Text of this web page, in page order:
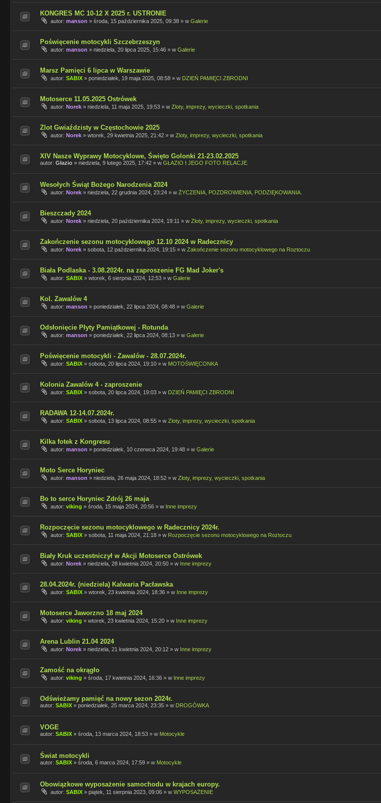
KONGRES MC 10-12 X 2025 r. USTRONIE
autor: manson » środa, 15 października 2025, 09:38 » w Galerie
Poświęcenie motocykli Szczebrzeszyn
autor: manson » niedziela, 20 lipca 2025, 15:46 » w Galerie
Marsz Pamięci 6 lipca w Warszawie
autor: SABIX » poniedziałek, 19 maja 2025, 08:58 » w DZIEŃ PAMIĘCI ZBRODNI
Motoserce 11.05.2025 Ostrówek
autor: Norek » niedziela, 11 maja 2025, 19:53 » w Zloty, imprezy, wycieczki, spotkania
Zlot Gwiaździsty w Częstochowie 2025
autor: Norek » wtorek, 29 kwietnia 2025, 21:42 » w Zloty, imprezy, wycieczki, spotkania
XIV Nasze Wyprawy Motocyklowe, Święto Golonki 21-23.02.2025
autor: Głazio » niedziela, 9 lutego 2025, 17:42 » w GŁAZIO I JEGO FOTO RELACJE.
Wesołych Świąt Bożego Narodzenia 2024
autor: Norek » niedziela, 22 grudnia 2024, 23:24 » w ŻYCZENIA, POZDROWIENIA, PODZIĘKOWANIA.
Bieszczady 2024
autor: Norek » niedziela, 20 października 2024, 19:11 » w Zloty, imprezy, wycieczki, spotkania
Zakończenie sezonu motocyklowego 12.10 2024 w Radecznicy
autor: Norek » sobota, 12 października 2024, 19:15 » w Zakończenie sezonu motocyklowego na Roztoczu
Biała Podlaska - 3.08.2024r. na zaproszenie FG Mad Joker's
autor: SABIX » wtorek, 6 sierpnia 2024, 12:53 » w Galerie
Kol. Zawalów 4
autor: manson » poniedziałek, 22 lipca 2024, 08:48 » w Galerie
Odsłonięcie Płyty Pamiątkowej - Rotunda
autor: manson » poniedziałek, 22 lipca 2024, 08:13 » w Galerie
Poświęcenie motocykli - Zawalów - 28.07.2024r.
autor: SABIX » sobota, 20 lipca 2024, 19:10 » w MOTOŚWIĘCONKA
Kolonia Zawalów 4 - zaproszenie
autor: SABIX » sobota, 20 lipca 2024, 19:03 » w DZIEŃ PAMIĘCI ZBRODNI
RADAWA 12-14.07.2024r.
autor: SABIX » sobota, 13 lipca 2024, 08:55 » w Zloty, imprezy, wycieczki, spotkania
Kilka fotek z Kongresu
autor: manson » poniedziałek, 10 czerwca 2024, 19:48 » w Galerie
Moto Serce Horyniec
autor: manson » niedziela, 26 maja 2024, 18:52 » w Zloty, imprezy, wycieczki, spotkania
Bo to serce Horyniec Zdrój 26 maja
autor: viking » środa, 15 maja 2024, 20:56 » w Inne imprezy
Rozpoczęcie sezonu motocyklowego w Radecznicy 2024r.
autor: SABIX » sobota, 11 maja 2024, 21:18 » w Rozpoczęcie sezonu motocyklowego na Roztoczu
Biały Kruk uczestniczył w Akcji Motoserce Ostrówek
autor: Norek » niedziela, 28 kwietnia 2024, 20:50 » w Inne imprezy
28.04.2024r. (niedziela) Kalwaria Pacławska
autor: SABIX » wtorek, 23 kwietnia 2024, 18:36 » w Inne imprezy
Motoserce Jaworzno 18 maj 2024
autor: viking » wtorek, 23 kwietnia 2024, 15:20 » w Inne imprezy
Arena Lublin 21.04 2024
autor: Norek » niedziela, 21 kwietnia 2024, 20:12 » w Inne imprezy
Zamość na okrągło
autor: viking » środa, 17 kwietnia 2024, 16:36 » w Inne imprezy
Odświeżamy pamięć na nowy sezon 2024r.
autor: SABIX » poniedziałek, 25 marca 2024, 23:35 » w DROGÓWKA
VOGE
autor: SABIX » środa, 13 marca 2024, 18:53 » w Motocykle
Świat motocykli
autor: SABIX » środa, 6 marca 2024, 17:59 » w Motocykle
Obowiązkowe wyposażenie samochodu w krajach europy.
autor: SABIX » piątek, 11 sierpnia 2023, 09:06 » w WYPOSAŻENIE